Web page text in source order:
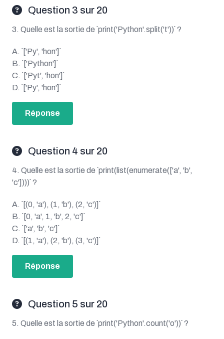
Question 3 sur 20
3. Quelle est la sortie de `print('Python'.split('t'))` ?
A. `['Py', 'hon']`
B. `['Python']`
C. `['Pyt', 'hon']`
D. `['Py', 'hon']`
Réponse
Question 4 sur 20
4. Quelle est la sortie de `print(list(enumerate(['a', 'b',
'c'])))` ?
A. `[(0, 'a'), (1, 'b'), (2, 'c')]`
B. `[0, 'a', 1, 'b', 2, 'c']`
C. `['a', 'b', 'c']`
D. `[(1, 'a'), (2, 'b'), (3, 'c')]`
Réponse
Question 5 sur 20
5. Quelle est la sortie de `print('Python'.count('o'))` ?